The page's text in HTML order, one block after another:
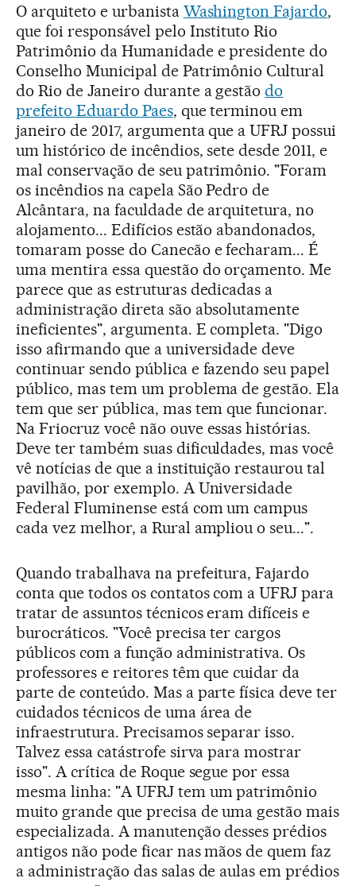
O arquiteto e urbanista Washington Fajardo,
que foi responsável pelo Instituto Rio
Patrimônio da Humanidade e presidente do
Conselho Municipal de Patrimônio Cultural
do Rio de Janeiro durante a gestãodo
prefeito Eduardo Paes, que terminou em
janeiro de 2017, argumenta que a UFRJ possui
um histórico de incêndios, sete desde 2011, e
mal conservação de seu patrimônio. "Foram
os incêndios na capela São Pedro de
Alcântara, na faculdade de arquitetura, no
alojamento... Edifícios estão abandonados,
tomaram posse do Canecão e fecharam... É
uma mentira essa questão do orçamento. Me
parece que as estruturas dedicadas a
administração direta são absolutamente
ineficientes", argumenta. E completa. "Digo
isso afirmando que a universidade deve
continuar sendo pública e fazendo seu papel
público, mas tem um problema de gestão. Ela
tem que ser pública, mas tem que funcionar.
Na Friocruz você não ouve essas histórias.
Deve ter também suas dificuldades, mas você
vê notícias de que a instituição restaurou tal
pavilhão, por exemplo. A Universidade
Federal Fluminense está com um campus
cada vez melhor, a Rural ampliou o seu...".
Quando trabalhava na prefeitura, Fajardo
conta que todos os contatos com a UFRJ para
tratar de assuntos técnicos eram difíceis e
burocráticos. "Você precisa ter cargos
públicos com a função administrativa. Os
professores e reitores têm que cuidar da
parte de conteúdo. Mas a parte física deve ter
cuidados técnicos de uma área de
infraestrutura. Precisamos separar isso.
Talvez essa catástrofe sirva para mostrar
isso". A crítica de Roque segue por essa
mesma linha: "A UFRJ tem um patrimônio
muito grande que precisa de uma gestão mais
especializada. A manutenção desses prédios
antigos não pode ficar nas mãos de quem faz
a administração das salas de aulas em prédios